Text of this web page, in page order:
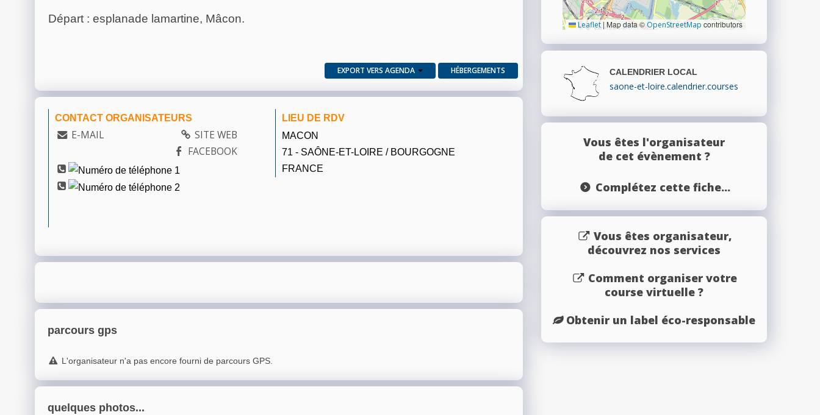
Départ : esplanade lamartine, Mâcon.
EXPORT VERS AGENDA HÉBERGEMENTS
CONTACT ORGANISATEURS
E-MAIL
SITE WEB
FACEBOOK
LIEU DE RDV
MACON
71 - SAÔNE-ET-LOIRE / BOURGOGNE
FRANCE
parcours gps
L'organisateur n'a pas encore fourni de parcours GPS.
quelques photos...
Leaflet| Map data ©OpenStreetMap contributors
CALENDRIER LOCAL
saone-et-loire.calendrier.courses
Vous êtes l'organisateur
de cet évènement ?
Complétez cette fiche...
Vous êtes organisateur,
découvrez nos services
Comment organiser votre
course virtuelle ?
Obtenir un label éco-responsable